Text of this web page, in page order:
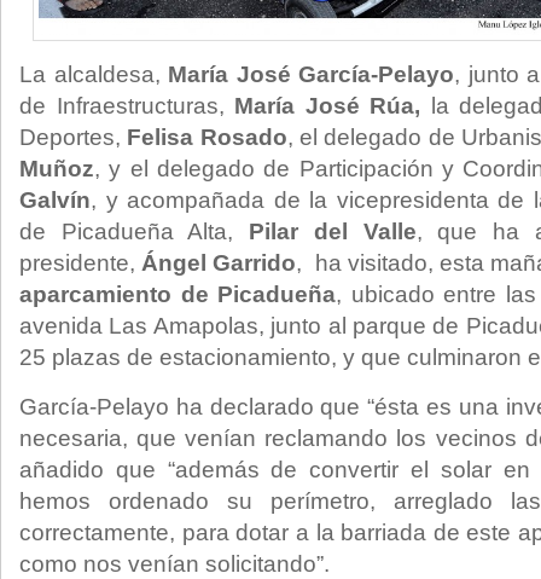
La alcaldesa, María José García-Pelayo, junto
de Infraestructuras, María José Rúa, la
Deportes, Felisa Rosado, el delegado de
Muñoz, y el delegado de Participación y
Galvín, y acompañada de la vicepresidenta de
de Picadueña Alta, Pilar del Valle, que ha
presidente, Ángel Garrido, ha visitado, esta
aparcamiento de Picadueña, ubicado entre
avenida Las Amapolas, junto al parque de
25 plazas de estacionamiento, y que culminaron
García-Pelayo ha declarado que “ésta es una
necesaria, que venían reclamando los vecinos
añadido que “además de convertir el solar en
hemos ordenado su perímetro, arreglado
correctamente, para dotar a la barriada de este
como nos venían solicitando”.